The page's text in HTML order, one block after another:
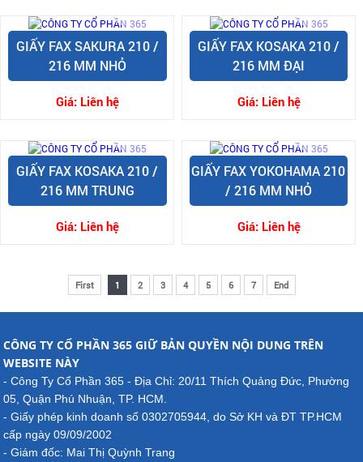
GIẤY FAX SAKURA 210 /
216 MM NHỎ
Giá: Liên hệ
GIẤY FAX KOSAKA 210 /
216 MM ĐẠI
Giá: Liên hệ
GIẤY FAX KOSAKA 210 /
216 MM TRUNG
Giá: Liên hệ
GIẤY FAX YOKOHAMA 210
/ 216 MM NHỎ
Giá: Liên hệ
First 1 2 3 4 5 6 7 End
CÔNG TY CỔ PHẦN 365 GIỮ BẢN QUYỀN NỘI DUNG TRÊN
WEBSITE NÀY
- Công Ty Cổ Phần 365 - Địa Chỉ: 20/11 Thích Quảng Đức, Phường
05, Quận Phú Nhuận, TP. HCM.
- Giấy phép kinh doanh số 0302705944, do Sở KH và ĐT TP.HCM
cấp ngày 09/09/2002
- Giám đốc: Mai Thị Quỳnh Trang